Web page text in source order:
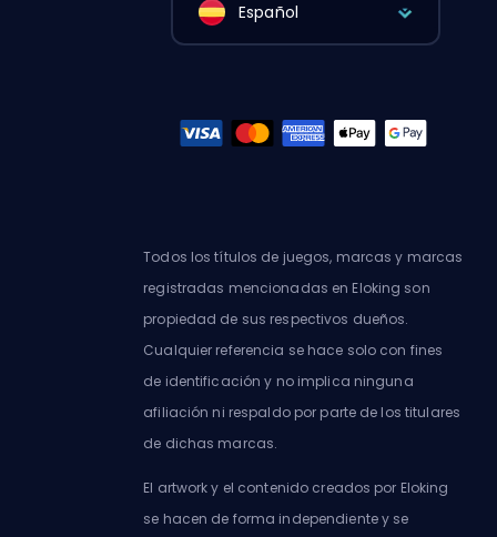
Español
Todos los títulos de juegos, marcas y marcas
registradas mencionadas en Eloking son
propiedad de sus respectivos dueños.
Cualquier referencia se hace solo con fines
de identificación y no implica ninguna
afiliación ni respaldo por parte de los titulares
de dichas marcas.
El artwork y el contenido creados por Eloking
se hacen de forma independiente y se